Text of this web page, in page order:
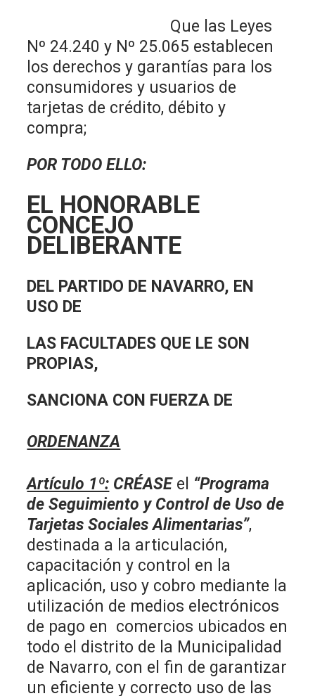
Que las Leyes
Nº 24.240 y Nº 25.065 establecen
los derechos y garantías para los
consumidores y usuarios de
tarjetas de crédito, débito y
compra;
POR TODO ELLO:
EL HONORABLE
CONCEJO
DELIBERANTE
DEL PARTIDO DE NAVARRO, EN
USO DE
LAS FACULTADES QUE LE SON
PROPIAS,
SANCIONA CON FUERZA DE
ORDENANZA
Artículo 1º: CRÉASEel “Programa
de Seguimiento y Control de Uso de
Tarjetas Sociales Alimentarias”,
destinada a la articulación,
capacitación y control en la
aplicación, uso y cobro mediante la
utilización de medios electrónicos
de pago en comercios ubicados en
todo el distrito de la Municipalidad
de Navarro, con el fin de garantizar
un eficiente y correcto uso de las